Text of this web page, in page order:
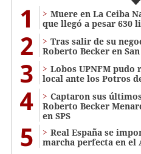
1
Muere en La Ceiba
que llegó a pesar 630
2
Tras salir de su
Roberto Becker en
3
Lobos UPNFM pudo
local ante los Potros
4
Captaron sus
Roberto Becker
en SPS
5
Real España se
marcha perfecta en el